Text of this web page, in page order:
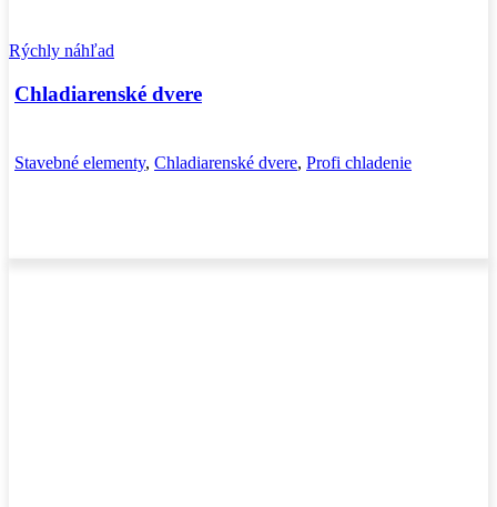
Rýchly náhľad
Chladiarenské dvere
Stavebné elementy, Chladiarenské dvere, Profi chladenie